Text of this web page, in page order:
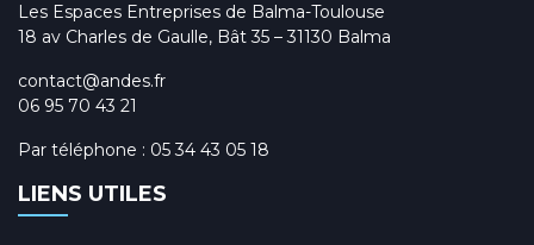
Les Espaces Entreprises de Balma-Toulouse
18 av Charles de Gaulle, Bât 35 – 31130 Balma
contact@andes.fr
06 95 70 43 21
Par téléphone : 05 34 43 05 18
LIENS UTILES